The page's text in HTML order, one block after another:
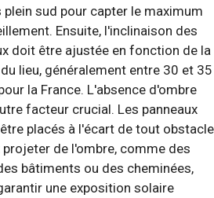
plein sud pour capter le maximum
Ensuite, l'inclinaison des
doit être ajustée en fonction de la
lieu, généralement entre 30 et 35
la France. L'absence d'ombre
facteur crucial. Les panneaux
placés à l'écart de tout obstacle
projeter de l'ombre, comme des
bâtiments ou des cheminées,
une exposition solaire